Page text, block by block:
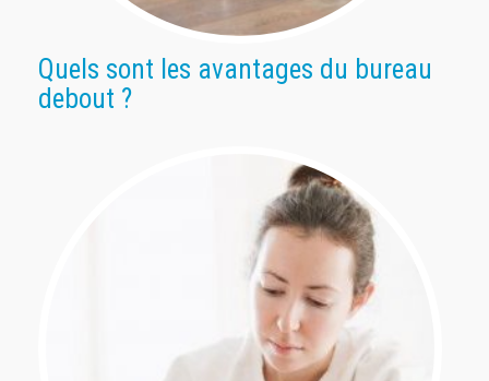
Quels sont les avantages du bureau
debout ?